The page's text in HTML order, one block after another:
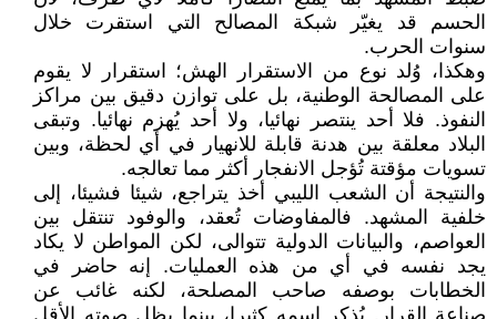
الحسم قد يغيّر شبكة المصالح التي استقرت خلال
سنوات الحرب.
وهكذا، وُلد نوع من الاستقرار الهش؛ استقرار لا يقوم
على المصالحة الوطنية، بل على توازن دقيق بين مراكز
النفوذ. فلا أحد ينتصر نهائيا، ولا أحد يُهزم نهائيا. وتبقى
البلاد معلقة بين هدنة قابلة للانهيار في أي لحظة، وبين
تسويات مؤقتة تُؤجل الانفجار أكثر مما تعالجه.
والنتيجة أن الشعب الليبي أخذ يتراجع، شيئا فشيئا، إلى
خلفية المشهد. فالمفاوضات تُعقد، والوفود تنتقل بين
العواصم، والبيانات الدولية تتوالى، لكن المواطن لا يكاد
يجد نفسه في أي من هذه العمليات. إنه حاضر في
الخطابات بوصفه صاحب المصلحة، لكنه غائب عن